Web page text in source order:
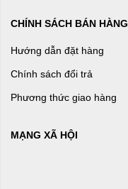
CHÍNH SÁCH BÁN HÀNG
Hướng dẫn đặt hàng
Chính sách đổi trả
Phương thức giao hàng
MẠNG XÃ HỘI